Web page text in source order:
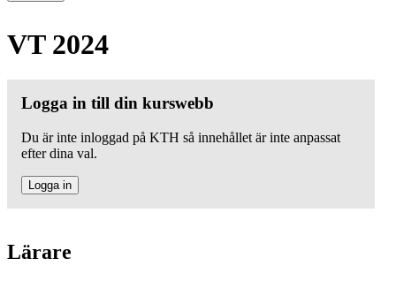
VT 2024
Logga in till din kurswebb
Du är inte inloggad på KTH så innehållet är inte anpassat
efter dina val.
Logga in
Lärare